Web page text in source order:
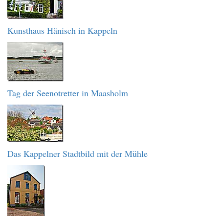
Kunsthaus Hänisch in Kappeln
Tag der Seenotretter in Maasholm
Das Kappelner Stadtbild mit der Mühle